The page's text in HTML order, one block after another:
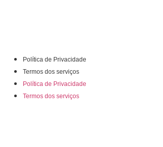
Política de Privacidade
Termos dos serviços
Política de Privacidade
Termos dos serviços